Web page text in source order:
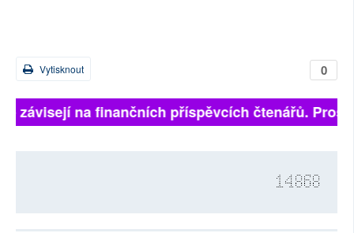
0
Vytisknout
závisejí na finančních příspěvcích čtenářů.
14868